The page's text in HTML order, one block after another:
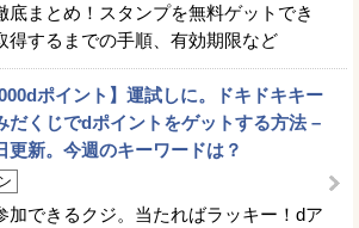
底まとめ！スタンプを無料ゲットでき
得するまでの手順、有効期限など
ポイント】運試しに。ドキドキキー
だくじでdポイントをゲットする方法 –
更新。今週のキーワードは？
加できるクジ。当たればラッキー！dア